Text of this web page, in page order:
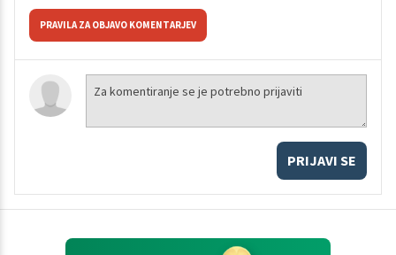
PRAVILA ZA OBJAVO KOMENTARJEV
PRIJAVI SE